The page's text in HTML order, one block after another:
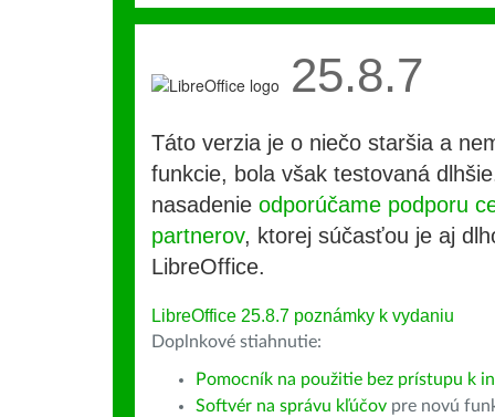
25.8.7
Táto verzia je o niečo staršia a
funkcie, bola však testovaná
nasadenie odporúčame podporu
partnerov, ktorej súčasťou je aj
LibreOffice.
LibreOffice 25.8.7 poznámky k vydaniu
Doplnkové stiahnutie:
Pomocník na použitie bez prístupu k
Softvér na správu kľúčov pre novú